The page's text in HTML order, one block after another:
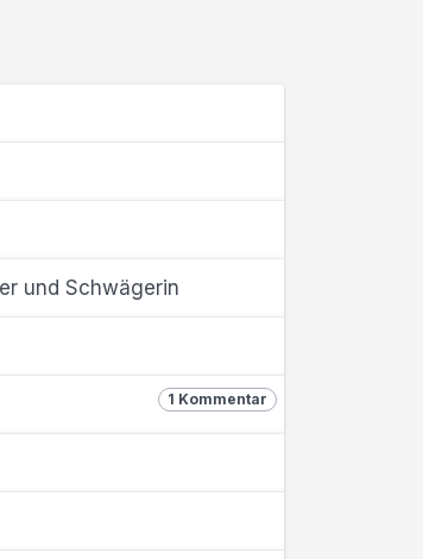
und Schwägerin
1 Kommentar